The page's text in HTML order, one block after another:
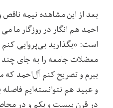
بعد از این مشاهده نیمه
احمد هم انگار در روزگار ما
است: «بگذارید بی‌پروایی
معضلات جامعه را به جای
ببرم و تصریح کنم آل‌احمد
و عبید هم نتوانسته‌ایم
در قرن بیست و یکم و در